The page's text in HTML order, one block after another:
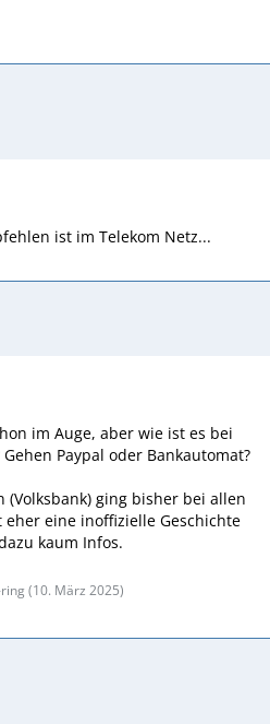
ist im Telekom Netz...
im Auge, aber wie ist es bei
Paypal oder Bankautomat?
(Volksbank) ging bisher bei allen
eine inoffizielle Geschichte
kaum Infos.
(10. März 2025)